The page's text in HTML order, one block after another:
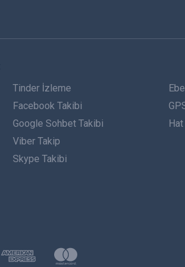
Tinder İzleme
Facebook Takibi
Google Sohbet Takibi
Viber Takip
Skype Takibi